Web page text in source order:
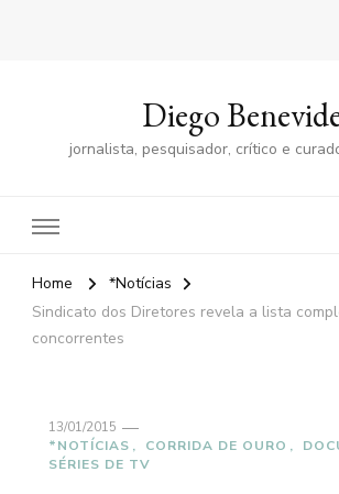
Diego
jornalista, pesquisador, crítico e
Home
*Notícias
Sindicato dos Diretores revela a lista
concorrentes
13/01/2015
*NOTÍCIAS
CORRIDA DE OURO
SÉRIES DE TV